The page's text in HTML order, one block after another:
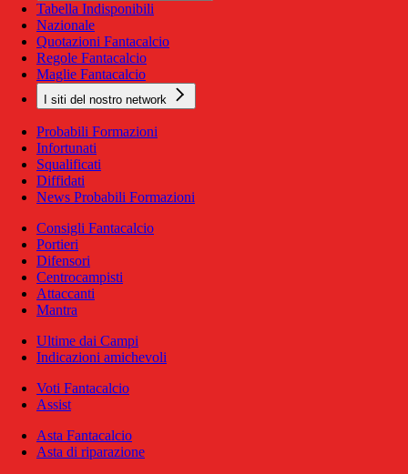
Tabella Indisponibili
Nazionale
Quotazioni Fantacalcio
Regole Fantacalcio
Maglie Fantacalcio
I siti del nostro network
Probabili Formazioni
Infortunati
Squalificati
Diffidati
News Probabili Formazioni
Consigli Fantacalcio
Portieri
Difensori
Centrocampisti
Attaccanti
Mantra
Ultime dai Campi
Indicazioni amichevoli
Voti Fantacalcio
Assist
Asta Fantacalcio
Asta di riparazione